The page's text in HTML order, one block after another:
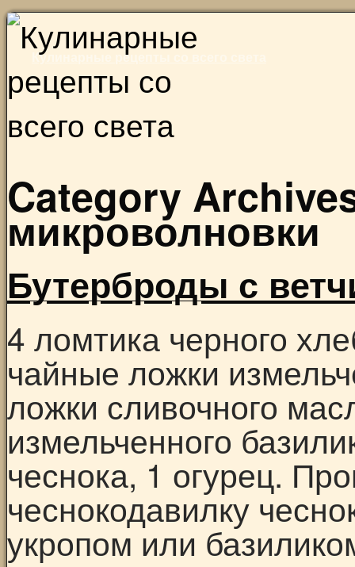
Кулинарные рецепты со всего света
Skip
content
Category
микроволновки
Бутерброды с
4 ломтика черного
чайные ложки
ложки сливочного
измельченного
чеснока, 1 огурец.
чеснокодавилку
укропом или